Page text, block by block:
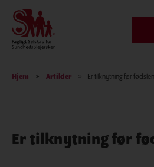
Hjem » Artikler » Er tilknytning før
Er tilknytning før